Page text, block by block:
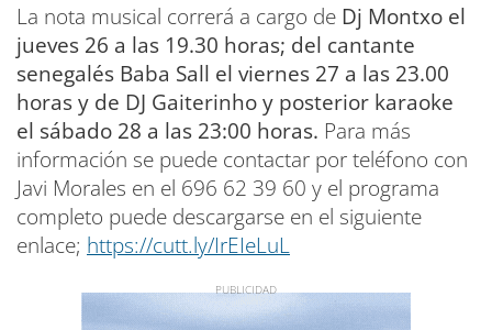
La nota musical correrá a cargo de Dj Montxo el
jueves 26 a las 19.30 horas; del cantante
senegalés Baba Sall el viernes 27 a las 23.00
horas y de DJ Gaiterinho y posterior karaoke
el sábado 28 a las 23:00 horas. Para más
información se puede contactar por teléfono con
Javi Morales en el 696 62 39 60 y el programa
completo puede descargarse en el siguiente
enlace; https://cutt.ly/IrEIeLuL